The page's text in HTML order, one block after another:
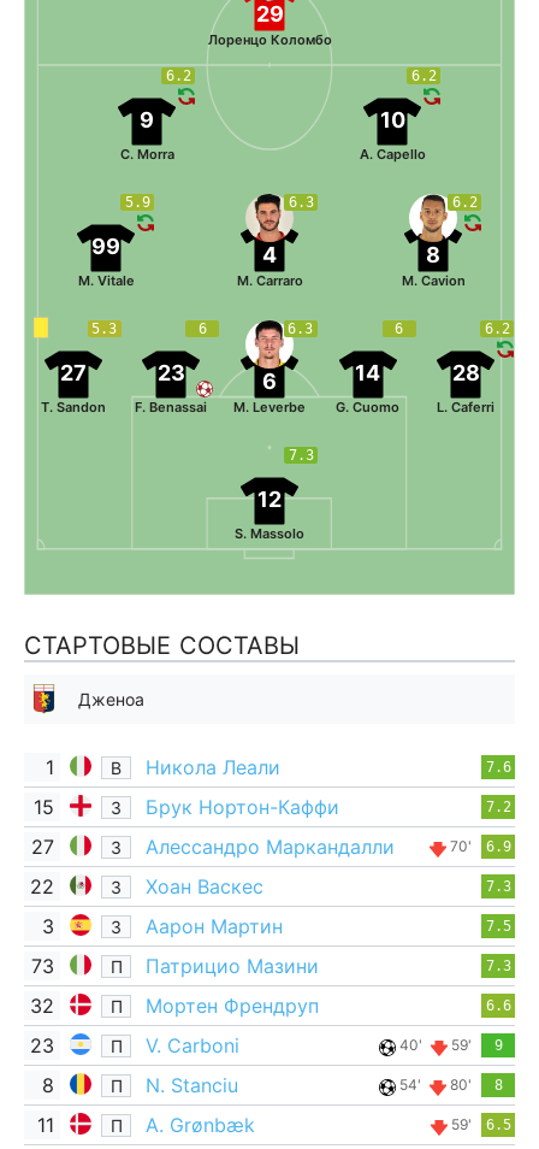
29
Лоренцо Коломбо
7.3
12
S. Massolo
5.3
27
T. Sandon
6
23
F. Benassai
6.3
6
M. Leverbe
6
14
G. Cuomo
6.2
28
L. Caferri
5.9
99
M. Vitale
6.3
4
M. Carraro
6.2
8
M. Cavion
6.2
9
C. Morra
6.2
10
A. Capello
СТАРТОВЫЕ СОСТАВЫ
Дженоа
1 В Никола Леали 7.6
15 З Брук Нортон-Каффи 7.2
27 З Алессандро Маркандалли 70' 6.9
22 З Хоан Васкес 7.3
3 З Аарон Мартин 7.5
73 П Патрицио Мазини 7.3
32 П Мортен Френдруп 6.6
23 П V. Carboni 40' 59' 9
8 П N. Stanciu 54' 80' 8
11 П A. Grønbæk 59' 6.5